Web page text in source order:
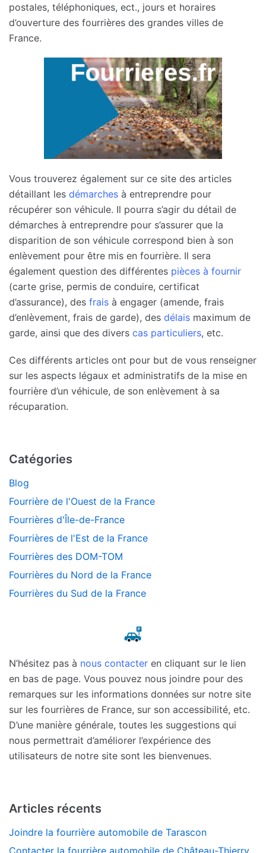
postales, téléphoniques, ect., jours et horaires
d’ouverture des fourrières des grandes villes de
France.
Vous trouverez également sur ce site des articles
détaillant les démarches à entreprendre pour
récupérer son véhicule. Il pourra s’agir du détail de
démarches à entreprendre pour s’assurer que la
disparition de son véhicule correspond bien à son
enlèvement pour être mis en fourrière. Il sera
également question des différentes pièces à fournir
(carte grise, permis de conduire, certificat
d’assurance), des frais à engager (amende, frais
d’enlèvement, frais de garde), des délais maximum de
garde, ainsi que des divers cas particuliers, etc.
Ces différents articles ont pour but de vous renseigner
sur les aspects légaux et administratifs de la mise en
fourrière d’un véhicule, de son enlèvement à sa
récuparation.
Catégories
Blog
Fourrière de l'Ouest de la France
Fourrières d'Île-de-France
Fourrières de l'Est de la France
Fourrières des DOM-TOM
Fourrières du Nord de la France
Fourrières du Sud de la France
N’hésitez pas à nous contacter en cliquant sur le lien
en bas de page. Vous pouvez nous joindre pour des
remarques sur les informations données sur notre site
sur les fourrières de France, sur son accessibilité, etc.
D’une manière générale, toutes les suggestions qui
nous permettrait d’améliorer l’expérience des
utilisateurs de notre site sont les bienvenues.
Articles récents
Joindre la fourrière automobile de Tarascon
Contacter la fourrière automobile de Château-Thierry